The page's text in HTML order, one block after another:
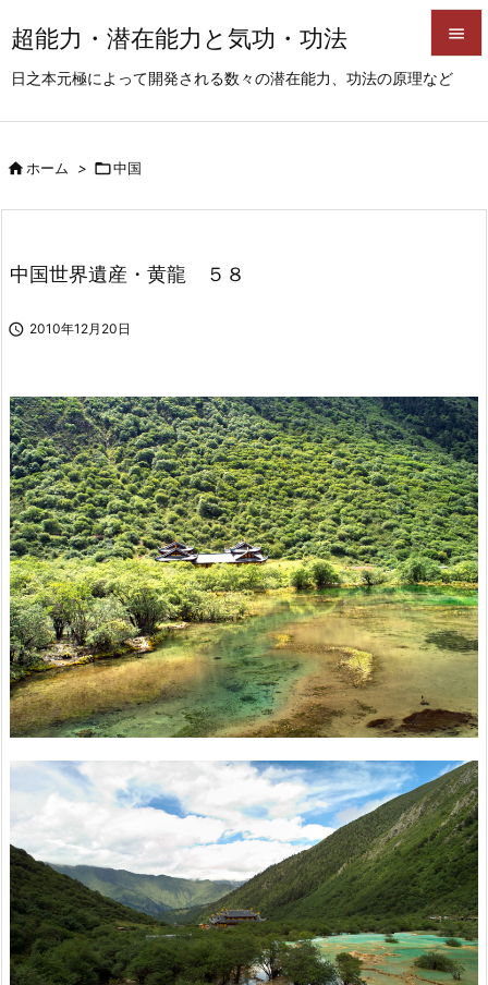
超能力・潜在能力と気功・功法
日之本元極によって開発される数々の潜在能力、功法の原理など


前へ
ホーム > 中国
中国世界遺産・黄龍 ５８
 2010年12月20日